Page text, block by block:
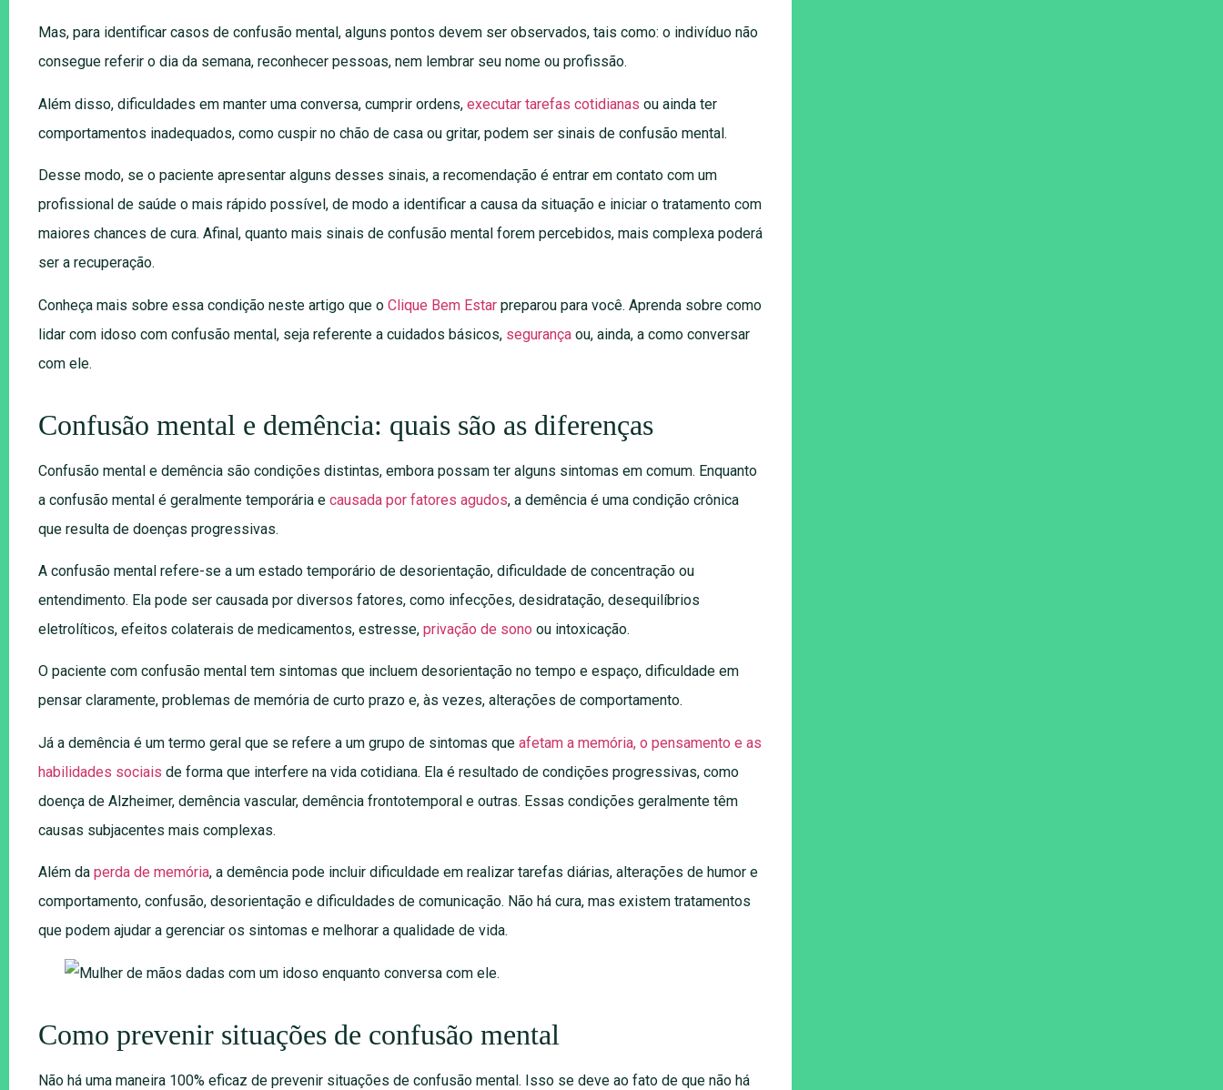
Mas, para identificar casos de confusão mental, alguns pontos devem ser observados, tais como: o indivíduo não
consegue referir o dia da semana, reconhecer pessoas, nem lembrar seu nome ou profissão.
Além disso, dificuldades em manter uma conversa, cumprir ordens, executar tarefas cotidianas ou ainda ter
comportamentos inadequados, como cuspir no chão de casa ou gritar, podem ser sinais de confusão mental.
Desse modo, se o paciente apresentar alguns desses sinais, a recomendação é entrar em contato com um
profissional de saúde o mais rápido possível, de modo a identificar a causa da situação e iniciar o tratamento com
maiores chances de cura. Afinal, quanto mais sinais de confusão mental forem percebidos, mais complexa poderá
ser a recuperação.
Conheça mais sobre essa condição neste artigo que o Clique Bem Estar preparou para você. Aprenda sobre como
lidar com idoso com confusão mental, seja referente a cuidados básicos, segurança ou, ainda, a como conversar
com ele.
Confusão mental e demência: quais são as diferenças
Confusão mental e demência são condições distintas, embora possam ter alguns sintomas em comum. Enquanto
a confusão mental é geralmente temporária e causada por fatores agudos, a demência é uma condição crônica
que resulta de doenças progressivas.
A confusão mental refere-se a um estado temporário de desorientação, dificuldade de concentração ou
entendimento. Ela pode ser causada por diversos fatores, como infecções, desidratação, desequilíbrios
eletrolíticos, efeitos colaterais de medicamentos, estresse, privação de sono ou intoxicação.
O paciente com confusão mental tem sintomas que incluem desorientação no tempo e espaço, dificuldade em
pensar claramente, problemas de memória de curto prazo e, às vezes, alterações de comportamento.
Já a demência é um termo geral que se refere a um grupo de sintomas que afetam a memória, o pensamento e as
habilidades sociais de forma que interfere na vida cotidiana. Ela é resultado de condições progressivas, como
doença de Alzheimer, demência vascular, demência frontotemporal e outras. Essas condições geralmente têm
causas subjacentes mais complexas.
Além da perda de memória, a demência pode incluir dificuldade em realizar tarefas diárias, alterações de humor e
comportamento, confusão, desorientação e dificuldades de comunicação. Não há cura, mas existem tratamentos
que podem ajudar a gerenciar os sintomas e melhorar a qualidade de vida.
Como prevenir situações de confusão mental
Não há uma maneira 100% eficaz de prevenir situações de confusão mental. Isso se deve ao fato de que não há